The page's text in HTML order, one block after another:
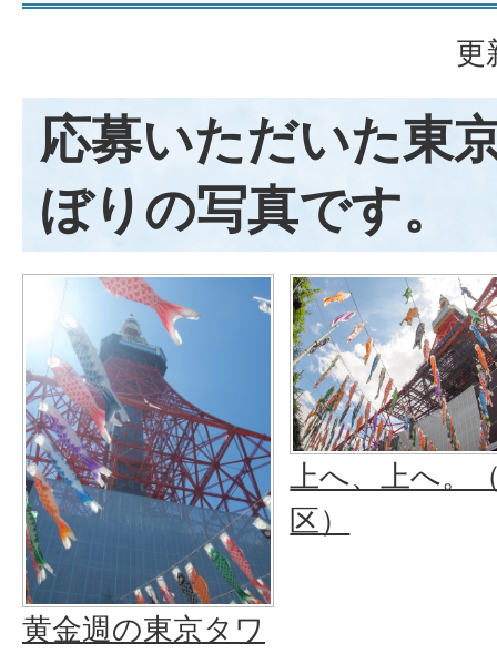
更
応募いただいた東
ぼりの写真です。
黄金週の東京タワ
上へ、上へ。
区）